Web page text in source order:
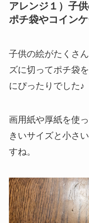
アレンジ１）子
ポチ袋やコイン
子供の絵がたくさ
ズに切ってポチ袋
にぴったりでした♪
画用紙や厚紙を使
きいサイズと小さ
すね。